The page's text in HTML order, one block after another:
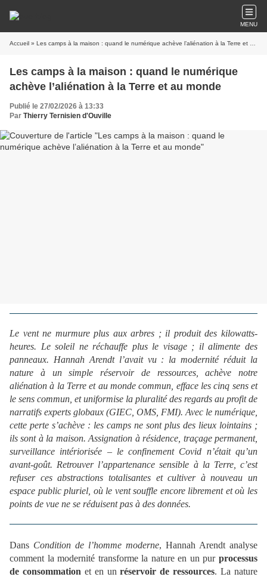
MENU
Accueil » Les camps à la maison : quand le numérique achève l’aliénation à la Terre et au monde
Les camps à la maison : quand le numérique
achève l’aliénation à la Terre et au monde
Publié le 27/02/2026 à 13:33
Par Thierry Ternisien d'Ouville
Le vent ne murmure plus aux arbres ; il produit des kilowatts-
heures. Le soleil ne réchauffe plus le visage ; il alimente des
panneaux. Hannah Arendt l’avait vu : la modernité réduit la
nature à un simple réservoir de ressources, achève notre
aliénation à la Terre et au monde commun, efface les cinq sens et
le sens commun, et uniformise la pluralité des regards au profit de
narratifs experts globaux (GIEC, OMS, FMI). Avec le numérique,
cette perte s’achève : les camps ne sont plus des lieux lointains ;
ils sont à la maison. Assignation à résidence, traçage permanent,
surveillance intériorisée – le confinement Covid n’était qu’un
avant-goût. Retrouver l’appartenance sensible à la Terre, c’est
refuser ces abstractions totalisantes et cultiver à nouveau un
espace public pluriel, où le vent souffle encore librement et où les
points de vue ne se réduisent pas à des données.
Dans Condition de l’homme moderne, Hannah Arendt analyse
comment la modernité transforme la nature en un pur processus
de consommation et en unréservoir de ressources. La nature